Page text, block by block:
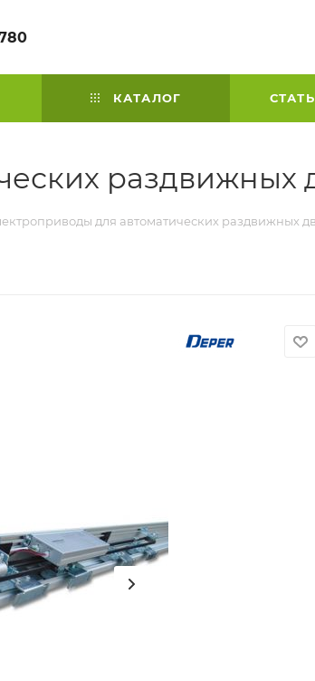
КАТАЛОГ
раздвижных
для автоматических раздвижных